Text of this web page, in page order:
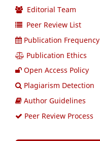
Editorial Team
Peer Review List
Publication Frequency
Publication Ethics
Open Access Policy
Plagiarism Detection
Author Guidelines
Peer Review Process